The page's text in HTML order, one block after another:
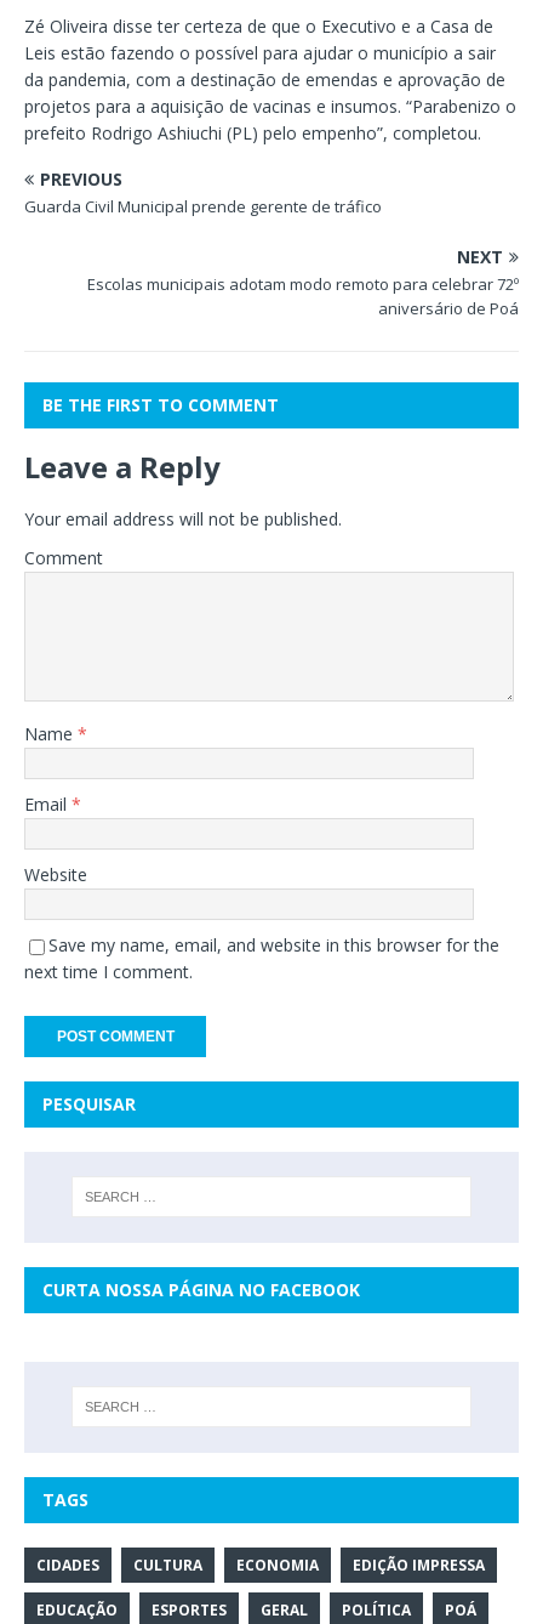
Zé Oliveira disse ter certeza de que o Executivo e a Casa de
Leis estão fazendo o possível para ajudar o município a sair
da pandemia, com a destinação de emendas e aprovação de
projetos para a aquisição de vacinas e insumos. “Parabenizo o
prefeito Rodrigo Ashiuchi (PL) pelo empenho”, completou.
PREVIOUS
Guarda Civil Municipal prende gerente de tráfico
NEXT
Escolas municipais adotam modo remoto para celebrar 72º
aniversário de Poá
BE THE FIRST TO COMMENT
Leave a Reply
Your email address will not be published.
Comment
Name *
Email *
Website
Save my name, email, and website in this browser for the
next time I comment.
PESQUISAR
CURTA NOSSA PÁGINA NO FACEBOOK
TAGS
CIDADES CULTURA ECONOMIA EDIÇÃO IMPRESSA
EDUCAÇÃO ESPORTES GERAL POLÍTICA POÁ